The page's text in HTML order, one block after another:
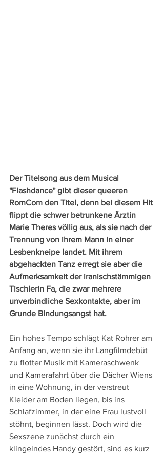
Der Titelsong aus dem Musical
"Flashdance" gibt dieser queeren
RomCom den Titel, denn bei diesem Hit
flippt die schwer betrunkene Ärztin
Marie Theres völlig aus, als sie nach der
Trennung von ihrem Mann in einer
Lesbenkneipe landet. Mit ihrem
abgehackten Tanz erregt sie aber die
Aufmerksamkeit der iranischstämmigen
Tischlerin Fa, die zwar mehrere
unverbindliche Sexkontakte, aber im
Grunde Bindungsangst hat.
Ein hohes Tempo schlägt Kat Rohrer am
Anfang an, wenn sie ihr Langfilmdebüt
zu flotter Musik mit Kameraschwenk
und Kamerafahrt über die Dächer Wiens
in eine Wohnung, in der verstreut
Kleider am Boden liegen, bis ins
Schlafzimmer, in der eine Frau lustvoll
stöhnt, beginnen lässt. Doch wird die
Sexszene zunächst durch ein
klingelndes Handy gestört, sind es kurz